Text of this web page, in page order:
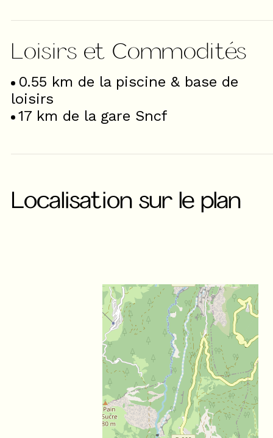
Loisirs et Commodités
0.55 km de la piscine & base de
loisirs
17 km de la gare Sncf
Localisation sur le plan